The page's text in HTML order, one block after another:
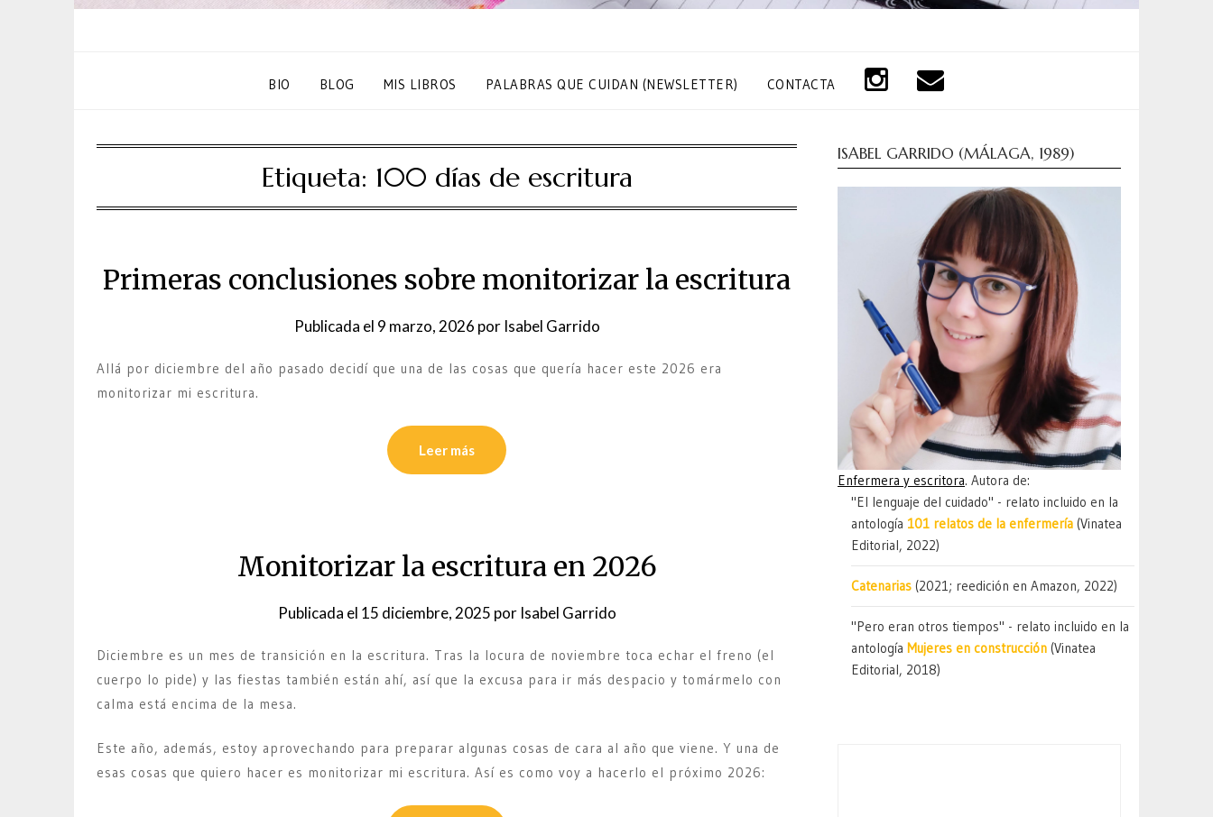
BIO BLOG MIS LIBROS PALABRAS QUE CUIDAN (NEWSLETTER) CONTACTA
Etiqueta: 100 días de escritura
Primeras conclusiones sobre monitorizar la escritura
Publicada el 9 marzo, 2026 por Isabel Garrido
Allá por diciembre del año pasado decidí que una de las cosas que quería hacer este 2026 era
monitorizar mi escritura.
Leer más
Monitorizar la escritura en 2026
Publicada el 15 diciembre, 2025 por Isabel Garrido
Diciembre es un mes de transición en la escritura. Tras la locura de noviembre toca echar el freno (el
cuerpo lo pide) y las fiestas también están ahí, así que la excusa para ir más despacio y tomármelo con
calma está encima de la mesa.
Este año, además, estoy aprovechando para preparar algunas cosas de cara al año que viene. Y una de
esas cosas que quiero hacer es monitorizar mi escritura. Así es como voy a hacerlo el próximo 2026:
ISABEL GARRIDO (MÁLAGA, 1989)
Enfermera y escritora. Autora de:
"El lenguaje del cuidado" - relato incluido en la
antología 101 relatos de la enfermería (Vinatea
Editorial, 2022)
Catenarias (2021; reedición en Amazon, 2022)
"Pero eran otros tiempos" - relato incluido en la
antología Mujeres en construcción (Vinatea
Editorial, 2018)